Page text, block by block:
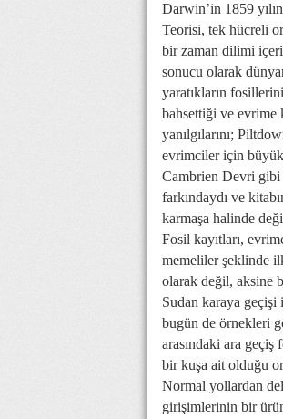
Darwin’in 1859
Teorisi, tek hücreli
bir zaman dilimi
sonucu olarak
yaratıkların
bahsettiği ve evrime
yanılgılarını;
evrimciler için büyük
Cambrien Devri gibi
farkındaydı ve
karmaşa halinde
Fosil kayıtları,
memeliler şeklinde
olarak değil, aksine
Sudan karaya geçişi
bugün de örnekleri
arasındaki ara
bir kuşa ait olduğu
Normal yollardan
girişimlerinin bir